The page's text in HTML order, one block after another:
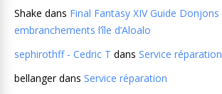
Shake dans Final Fantasy XIV Guide Donjons
embranchements l’île d’Aloalo
sephirothff - Cedric T dans Service réparation
bellangerdans Service réparation